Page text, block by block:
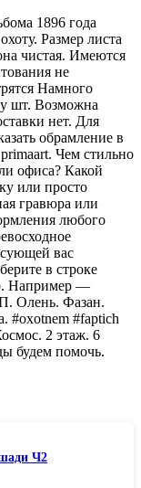
1896 года
Размер листа
чистая. Имеются
не
Намного
шт. Возможна
нет. Для
обрамление в
Чем стильно
офиса? Какой
или просто
гравюра или
любого
вас
в строке
Например —
Олень. Фазан.
#oxotnem #faptich
2 этаж. 6
будeм помочь.
Ч2